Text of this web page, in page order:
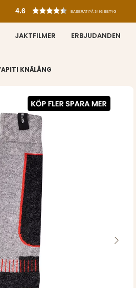
4.6 BASERAT PÅ 3493 BETYG
JAKTFILMER ERBJUDANDEN
KNÄLÅNG